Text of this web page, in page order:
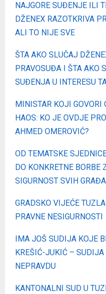
NAJGORE SUĐENJE ILI
DŽENEX RAZOTKRIVA
ALI TO NIJE SVE
ŠTA AKO SLUČAJ
PRAVOSUĐA I ŠTA AKO
SUĐENJA U INTERESU
MINISTAR KOJI GOVORI
HAOS: KO JE OVDJE
AHMED OMEROVIĆ?
OD TEMATSKE
DO KONKRETNE
SIGURNOST SVIH
GRADSKO VIJEĆE
PRAVNE NESIGURNOSTI
IMA JOŠ SUDIJA KOJE
KREŠIĆ-JUKIĆ –
NEPRAVDU
KANTONALNI SUD U